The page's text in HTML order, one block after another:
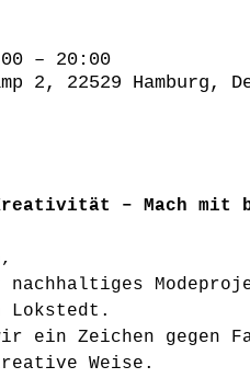
– 20:00
2, 22529 Hamburg,
– Mach mit
wir ein Zeichen
Weise.